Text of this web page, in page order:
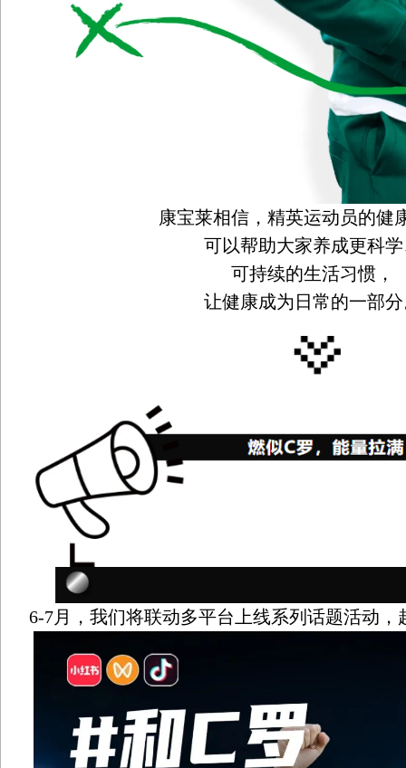
康宝莱相信，精英运动员的健
可以帮助大家养成更科
可持续的生活习惯，
让健康成为日常的一部
6-7月，我们将联动多平台上线系列话题活动